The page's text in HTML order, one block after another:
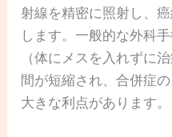
射線を精密に照射し、
します。一般的な外科
（体にメスを入れずに
間が短縮され、合併症
大きな利点があります。